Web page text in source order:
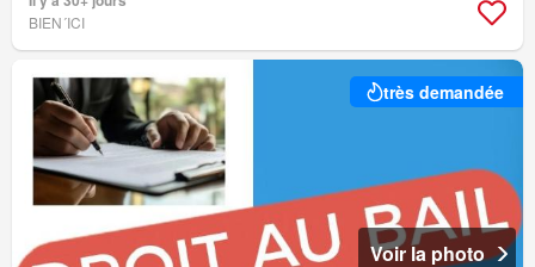
BIEN´ICI
très demandée
Voir la photo